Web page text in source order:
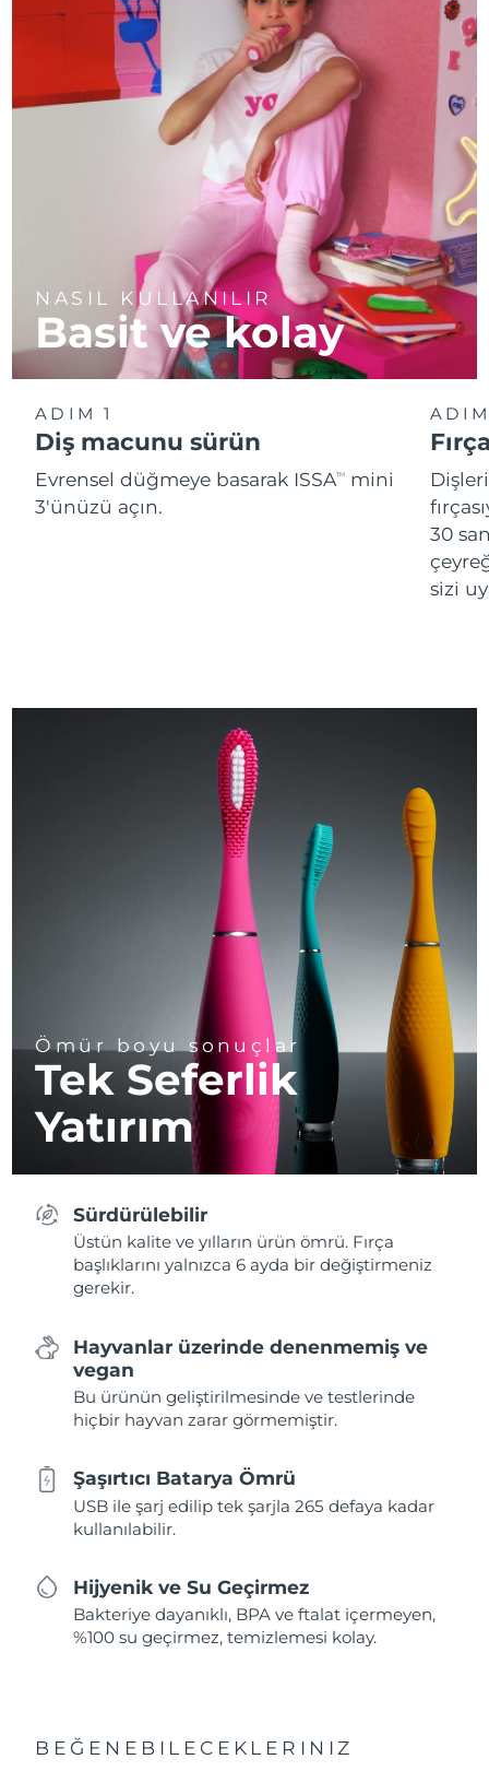
NASIL KULLANILIR
Basit ve kolay
ADIM 1
Diş macunu sürün
Evrensel düğmeye basarak ISSATM
mini
3'ünüzü açın.
30
sizi
Ömür boyu sonuçlar
Tek Seferlik
Yatırım
Sürdürülebilir
Üstün kalite ve yılların ürün ömrü. Fırça
başlıklarını yalnızca 6 ayda bir değiştirmeniz
gerekir.
Hayvanlar üzerinde denenmemiş ve
vegan
Bu ürünün geliştirilmesinde ve testlerinde
hiçbir hayvan zarar görmemiştir.
Şaşırtıcı Batarya Ömrü
USB ile şarj edilip tek şarjla 265 defaya kadar
kullanılabilir.
Hijyenik ve Su Geçirmez
Bakteriye dayanıklı, BPA ve ftalat içermeyen,
%100 su geçirmez, temizlemesi kolay.
BEĞENEBILECEKLERINIZ